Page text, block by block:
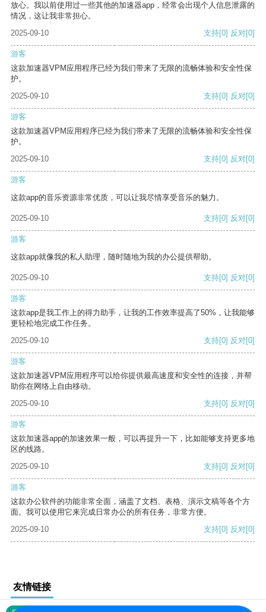
放心。我以前使用过一些其他的加速器app，经常会出现个人信息泄露的
情况，这让我非常担心。
2025-09-10
支持[0] 反对[0]
游客
这款加速器VPM应用程序已经为我们带来了无限的流畅体验和安全性保
护。
2025-09-10
支持[0] 反对[0]
游客
这款加速器VPM应用程序已经为我们带来了无限的流畅体验和安全性保
护。
2025-09-10
支持[0] 反对[0]
游客
这款app的音乐资源非常优质，可以让我尽情享受音乐的魅力。
2025-09-10 支持[0] 反对[0]
游客
这款app就像我的私人助理，随时随地为我的办公提供帮助。
2025-09-10 支持[0] 反对[0]
游客
这款app是我工作上的得力助手，让我的工作效率提高了50%，让我能够
更轻松地完成工作任务。
2025-09-10
支持[0] 反对[0]
游客
这款加速器VPM应用程序可以给你提供最高速度和安全性的连接，并帮
助你在网络上自由移动。
2025-09-10
支持[0] 反对[0]
游客
这款加速器app的加速效果一般，可以再提升一下，比如能够支持更多地
区的线路。
2025-09-10
支持[0] 反对[0]
游客
这款办公软件的功能非常全面，涵盖了文档、表格、演示文稿等各个方
面。我可以使用它来完成日常办公的所有任务，非常方便。
2025-09-10
支持[0] 反对[0]
友情链接